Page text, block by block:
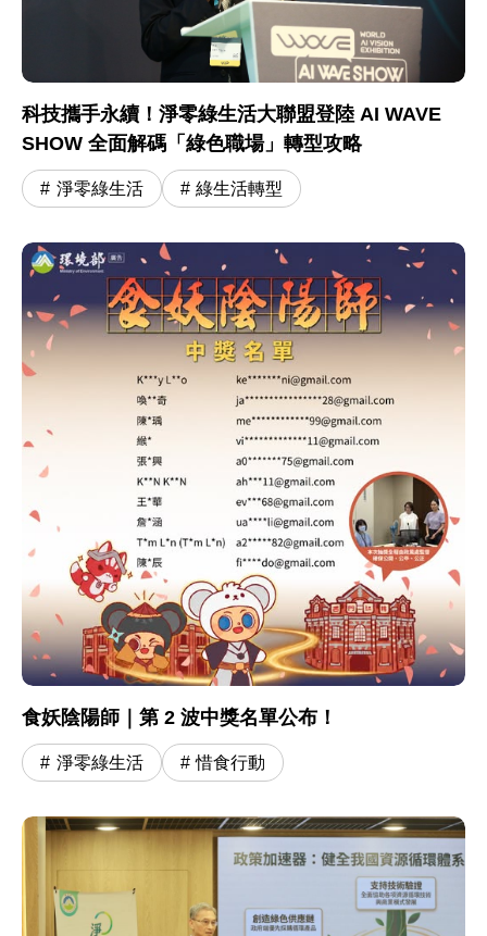
科技攜手永續！淨零綠生活大聯盟登陸 AI WAVE
SHOW 全面解碼「綠色職場」轉型攻略
淨零綠生活 綠生活轉型
食妖陰陽師｜第 2 波中獎名單公布！
淨零綠生活 惜食行動